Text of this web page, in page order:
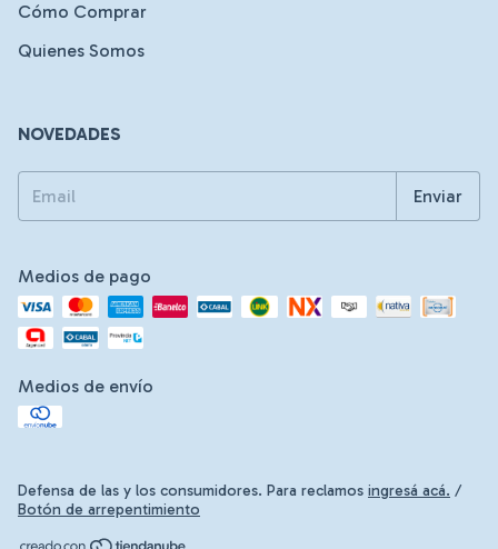
Cómo Comprar
Quienes Somos
NOVEDADES
Medios de pago
Medios de envío
Defensa de las y los consumidores. Para reclamos ingresá acá. /
Botón de arrepentimiento